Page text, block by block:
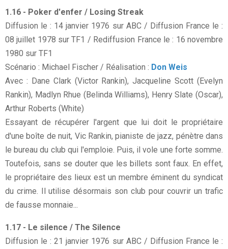
1.16 - Poker d'enfer / Losing Streak
Diffusion le : 14 janvier 1976 sur ABC / Diffusion France le :
08 juillet 1978 sur TF1 / Rediffusion France le : 16 novembre
1980 sur TF1
Scénario : Michael Fischer / Réalisation : Don Weis
Avec : Dane Clark (Victor Rankin), Jacqueline Scott (Evelyn
Rankin), Madlyn Rhue (Belinda Williams), Henry Slate (Oscar),
Arthur Roberts (White)
Essayant de récupérer l'argent que lui doit le propriétaire
d'une boîte de nuit, Vic Rankin, pianiste de jazz, pénètre dans
le bureau du club qui l'emploie. Puis, il vole une forte somme.
Toutefois, sans se douter que les billets sont faux. En effet,
le propriétaire des lieux est un membre éminent du syndicat
du crime. Il utilise désormais son club pour couvrir un trafic
de fausse monnaie...
1.17 - Le silence / The Silence
Diffusion le : 21 janvier 1976 sur ABC / Diffusion France le :